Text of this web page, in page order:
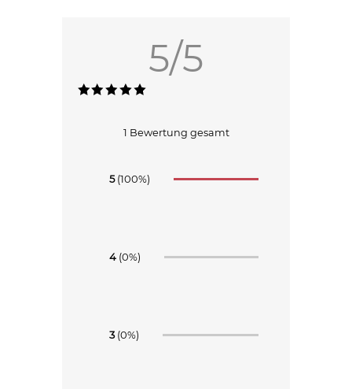
5/5
1 Bewertung gesamt
5(100%)
4 (0%)
3(0%)